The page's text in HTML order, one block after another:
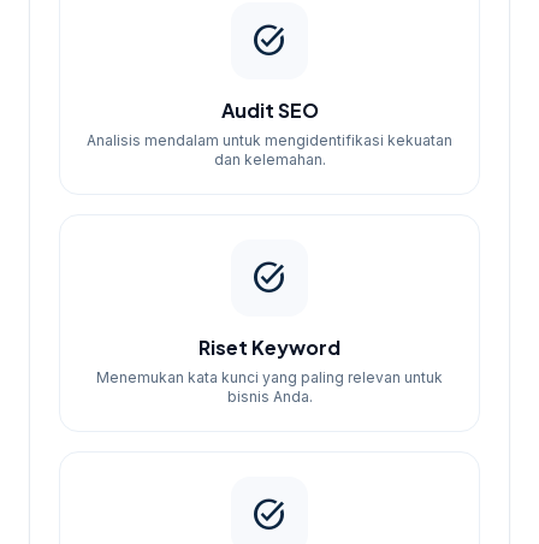
Proses Pemesanan
menghubungi kami melalui WhatsApp. Kami
akan melakukan konsultasi awal untuk
task_alt
Audit SEO
Analisis mendalam untuk mengidentifikasi kekuatan
dan kelemahan.
task_alt
Riset Keyword
Menemukan kata kunci yang paling relevan untuk
bisnis Anda.
task_alt